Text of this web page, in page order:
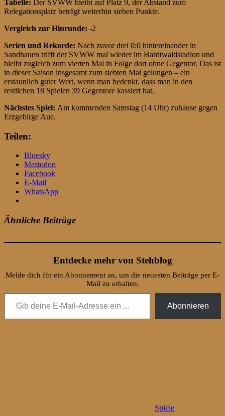
Tabelle: Der SVWW bleibt auf Platz 9, der Abstand zum
Relegationsplatz beträgt weiterhin sieben Punkte.
Vergleich zur Hinrunde: -2
Serien und Rekorde: Nach zuvor drei 0:0 hintereinander in
Sandhauen trifft der SVWW mal wieder im Hardtwaldstadion und
bleibt zugleich zum vierten Mal in Folge dort ohne Gegentor. Das ist
in dieser Saison insgesamt zum siebten Mal gelungen – ein
erstaunlich guter Wert, wenn man bedenkt, dass man in den
restlichen 18 Spielen 39 Gegentore kassiert hat.
Nächstes Spiel: Am kommenden Samstag (14 Uhr) zuhause gegen
Erzgebirge Aue.
Teilen:
Bluesky
Mastodon
Facebook
E-Mail
WhatsApp
Ähnliche Beiträge
Entdecke mehr von Stehblog
Melde dich für ein Abonnement an, um die neuesten Beiträge per E-
Mail zu erhalten.
Gib deine E-Mail-Adresse ein ...
Abonnieren
Spiele